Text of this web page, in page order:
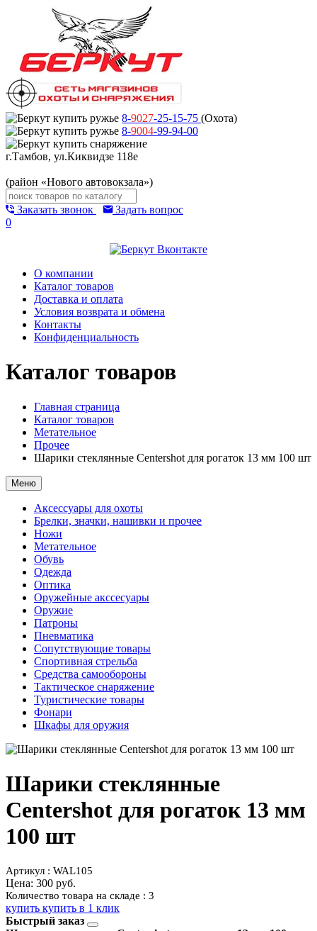
8-9027-25-15-75 (Охота)
8-9004-99-94-00
г.Тамбов, ул.Киквидзе 118е
(район «Нового автовокзала»)
Заказать звонок
Задать вопрос
0
О компании
Каталог товаров
Доставка и оплата
Условия возврата и обмена
Контакты
Конфиденциальность
Каталог товаров
Главная страница
Каталог товаров
Метательное
Прочее
Шарики стеклянные Centershot для рогаток 13 мм 100 шт
Меню
Аксессуары для охоты
Брелки, значки, нашивки и прочее
Ножи
Метательное
Обувь
Одежда
Оптика
Оружейные акссесуары
Оружие
Патроны
Пневматика
Сопутствующие товары
Спортивная стрельба
Средства самообороны
Тактическое снаряжение
Туристические товары
Фонари
Шкафы для оружия
Шарики стеклянные
Centershot для рогаток 13 мм
100 шт
Артикул : WAL105
Цена: 300 руб.
Количество товара на складе : 3
купить купить в 1 клик
Быстрый заказ